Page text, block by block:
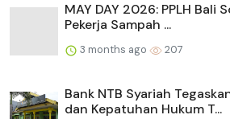
MAY DAY 2026: PPLH Bali
Pekerja Sampah ...
3 months ago 207
Bank NTB Syariah
dan Kepatuhan Hukum T...